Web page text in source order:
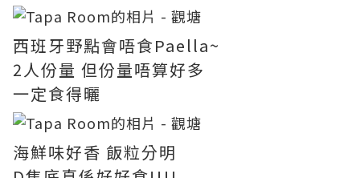
西班牙野點會唔食Paella~
2人份量 但份量唔算好多
一定食得曬
海鮮味好香 飯粒分明